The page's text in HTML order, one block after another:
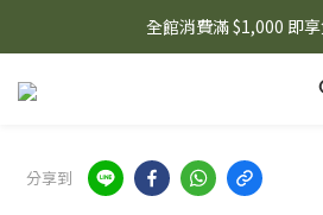
🌟 想知道現在有什麼優惠嗎？
全館消費滿 $1,000 即
🌟 想知道現在有什麼優惠嗎？
分享到